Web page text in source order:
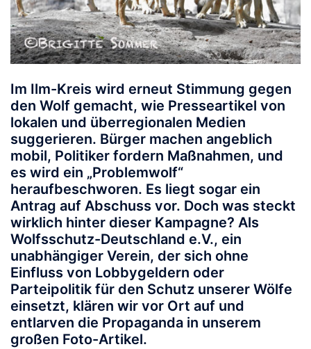
Im Ilm-Kreis wird erneut Stimmung gegen
den Wolf gemacht, wie Presseartikel von
lokalen und überregionalen Medien
suggerieren. Bürger machen angeblich
mobil, Politiker fordern Maßnahmen, und
es wird ein „Problemwolf“
heraufbeschworen. Es liegt sogar ein
Antrag auf Abschuss vor. Doch was steckt
wirklich hinter dieser Kampagne? Als
Wolfsschutz-Deutschland e.V., ein
unabhängiger Verein, der sich ohne
Einfluss von Lobbygeldern oder
Parteipolitik für den Schutz unserer Wölfe
einsetzt, klären wir vor Ort auf und
entlarven die Propaganda in unserem
großen Foto-Artikel.